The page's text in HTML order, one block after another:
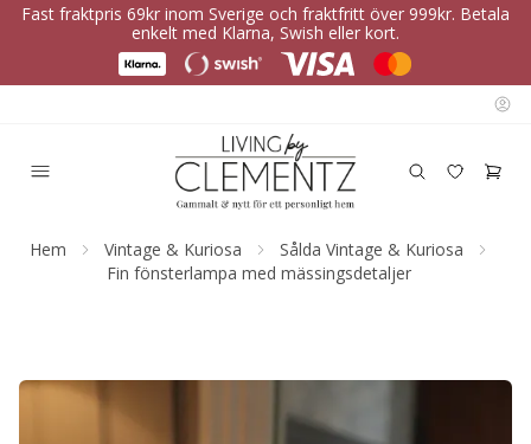
Fast fraktpris 69kr inom Sverige och fraktfritt över 999kr. Betala
enkelt med Klarna, Swish eller kort.
Hem Vintage & Kuriosa
Sålda Vintage & Kuriosa
Fin fönsterlampa med mässingsdetaljer